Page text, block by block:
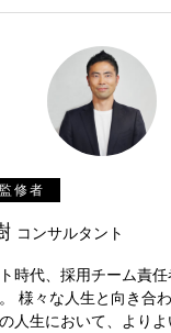
修者
コンサルタント
時代、採用チーム責
様々な人生と向き合わ
の人生において、より